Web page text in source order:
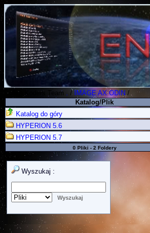
Polish Koders Team /IMAGE AX ODIN /
Katalog/Plik
Katalog do góry
HYPERION 5.6
HYPERION 5.7
0 Pliki - 2 Foldery
Wyszukaj :